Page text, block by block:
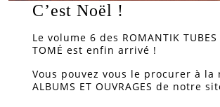
C’est Noël !
Le volume 6 des ROMANTIK TUBES
TOMÉ est enfin arrivé !
Vous pouvez vous le procurer à
ALBUMS ET OUVRAGES de notre